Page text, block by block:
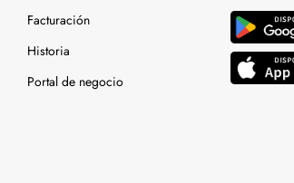
Facturación
Historia
Portal de negocio